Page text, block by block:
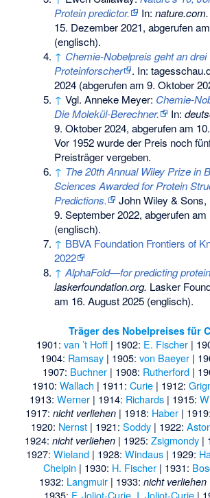
Protein predictor.
In:nature.com.
15. Dezember 2021, abgerufen
(englisch).
↑ Chemie-Nobelpreis geht an drei
Proteinforscher
. In:
2024 (abgerufen am 9. Oktober
↑ Vgl.Anneke Meyer: Chemie-
Die Molekül-Berechner.
In:
9. Oktober 2024, abgerufen am
Vor 1952 wurde der Preis noch
Preisträger vergeben.
↑ The 20th Annual Wiley Prize in
Sciences Awarded for Protein
Predictions.
John Wiley & Sons,
9. September 2022, abgerufen
(englisch).
↑ BBVA Foundation Frontiers of
2022
↑ AlphaFold—for predicting
laskerfoundation.org. Lasker
am 16. August 2025 (englisch).
Träger des Nobelpreises für
1901: van ’t Hoff| 1902: E. Fischer|
1904: Ramsay | 1905: von Baeyer |
1907: Buchner| 1908: Rutherford|
1910: Wallach | 1911: Curie | 1912:
1913: Werner| 1914: Richards| 1915:
1917: nicht verliehen| 1918: Haber| 1919:
1920: Nernst | 1921: Soddy | 1922:
1924: nicht verliehen | 1925: Zsigmondy |
1927: Wieland | 1928: Windaus | 1929:
Chelpin | 1930: H. Fischer | 1931:
1932: Langmuir | 1933: nicht verliehen